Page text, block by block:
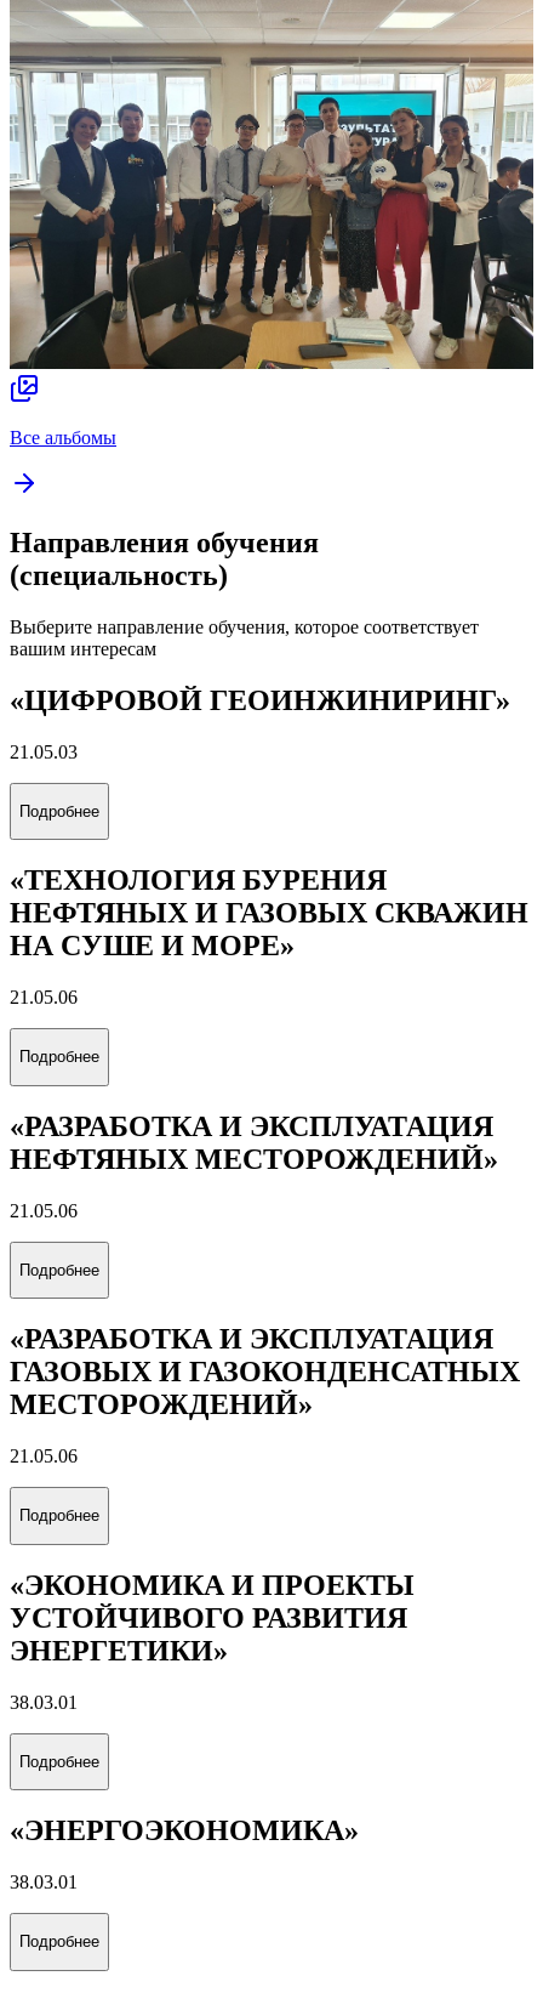
Все альбомы
Направления обучения
(специальность)
Выберите направление обучения, которое соответствует
вашим интересам
«ЦИФРОВОЙ ГЕОИНЖИНИРИНГ»
21.05.03
Подробнее
«ТЕХНОЛОГИЯ БУРЕНИЯ
НЕФТЯНЫХ И ГАЗОВЫХ СКВАЖИН
НА СУШЕ И МОРЕ»
21.05.06
Подробнее
«РАЗРАБОТКА И ЭКСПЛУАТАЦИЯ
НЕФТЯНЫХ МЕСТОРОЖДЕНИЙ»
21.05.06
Подробнее
«РАЗРАБОТКА И ЭКСПЛУАТАЦИЯ
ГАЗОВЫХ И ГАЗОКОНДЕНСАТНЫХ
МЕСТОРОЖДЕНИЙ»
21.05.06
Подробнее
«ЭКОНОМИКА И ПРОЕКТЫ
УСТОЙЧИВОГО РАЗВИТИЯ
ЭНЕРГЕТИКИ»
38.03.01
Подробнее
«ЭНЕРГОЭКОНОМИКА»
38.03.01
Подробнее